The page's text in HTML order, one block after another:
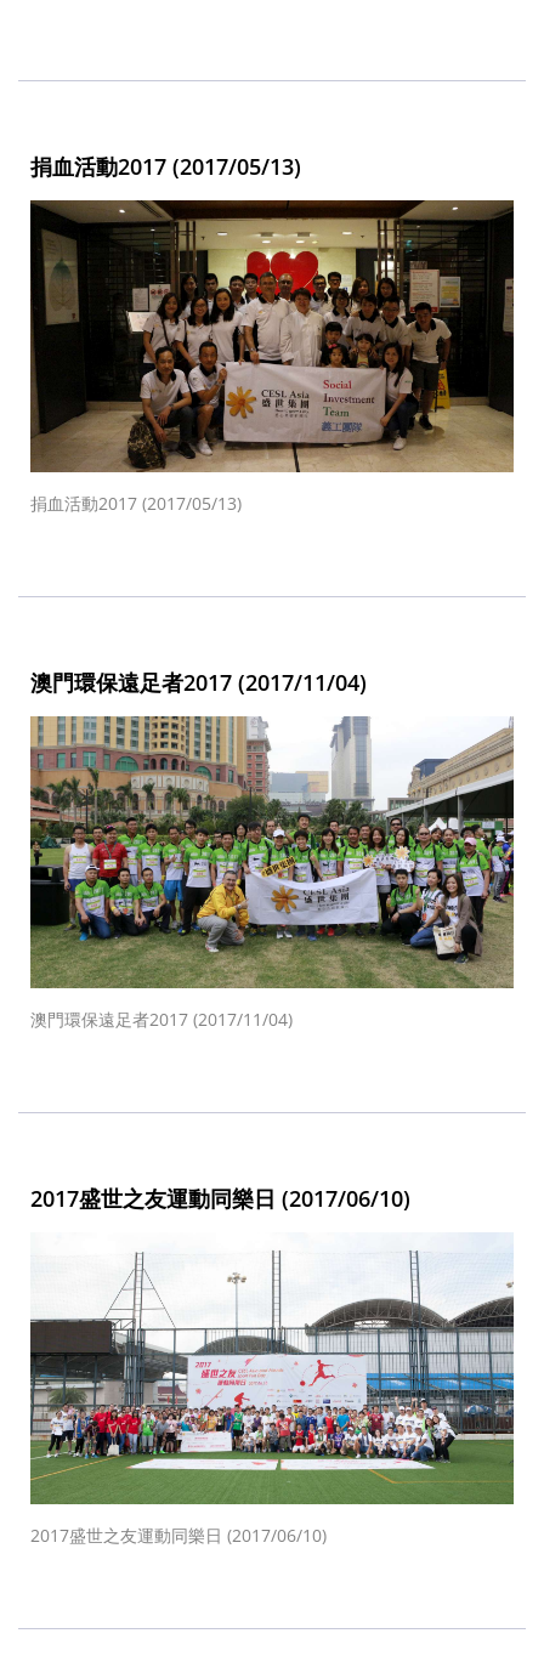
捐血活動2017 (2017/05/13)
捐血活動2017 (2017/05/13)
澳門環保遠足者2017 (2017/11/04)
澳門環保遠足者2017 (2017/11/04)
2017盛世之友運動同樂日 (2017/06/10)
2017盛世之友運動同樂日 (2017/06/10)